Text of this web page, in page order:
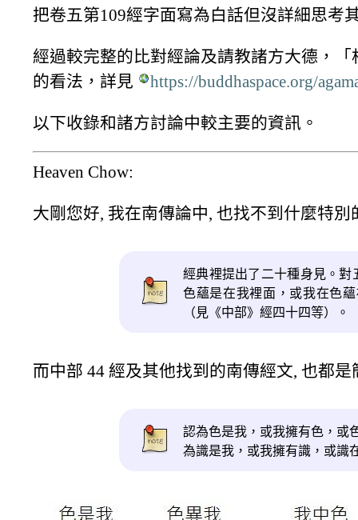
把卷五第109經字面寫為白話但沒詳細思考
經過較完整的比對經論及請教諸方大德，
的看法，詳見
https://buddhaspace.org/
以下收錄和諸方討論中較主要的資訊。
Heaven Chow:
大剛您好, 我在南傳論中, 也找不到什麼特
經典裡提出了二十種身見。
色蘊是在我裡面，或我在色
（見《中部》經四十四等）。
而中部 44 經及其他找到的南傳經文, 也都
認為色是我，或我擁有色，
為識是我，或我擁有識，或識